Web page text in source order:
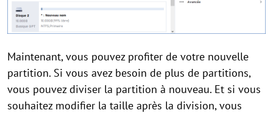
Maintenant, vous pouvez profiter de votre nouvelle
partition. Si vous avez besoin de plus de partitions,
vous pouvez diviser la partition à nouveau. Et si vous
souhaitez modifier la taille après la division, vous